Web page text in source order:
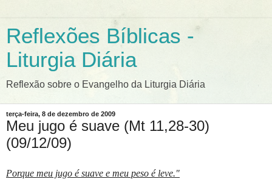
Reflexões Bíblicas -
Liturgia Diária
Reflexão sobre o Evangelho da Liturgia Diária
terça-feira, 8 de dezembro de 2009
Meu jugo é suave (Mt 11,28-30)
(09/12/09)
Porque meu jugo é suave e meu peso é leve."